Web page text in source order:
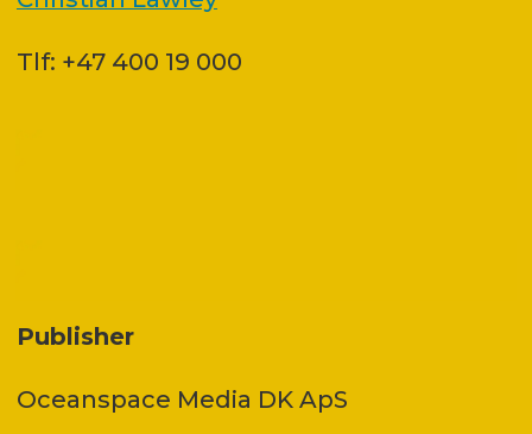
Tlf: +47 400 19 000
Publisher
Oceanspace Media DK ApS